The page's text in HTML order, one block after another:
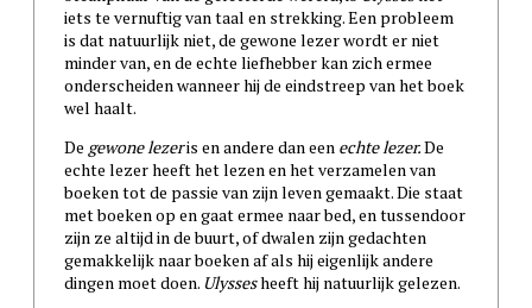
iets te vernuftig van taal en strekking. Een probleem
is dat natuurlijk niet, de gewone lezer wordt er niet
minder van, en de echte liefhebber kan zich ermee
onderscheiden wanneer hij de eindstreep van het boek
wel haalt.
De gewone lezeris en andere dan een echte lezer.De
echte lezerheeft het lezen en het verzamelen van
boeken tot de passie van zijn leven gemaakt. Die staat
met boeken op en gaat ermee naar bed, en tussendoor
zijn ze altijd in de buurt, of dwalen zijn gedachten
gemakkelijk naar boeken af als hij eigenlijk andere
dingen moet doen. Ulyssesheeft hij natuurlijk gelezen.